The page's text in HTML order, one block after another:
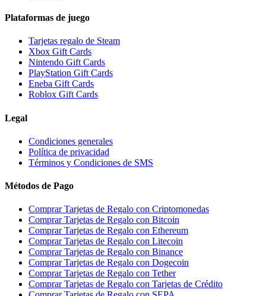
Plataformas de juego
Tarjetas regalo de Steam
Xbox Gift Cards
Nintendo Gift Cards
PlayStation Gift Cards
Eneba Gift Cards
Roblox Gift Cards
Legal
Condiciones generales
Política de privacidad
Términos y Condiciones de SMS
Métodos de Pago
Comprar Tarjetas de Regalo con Criptomonedas
Comprar Tarjetas de Regalo con Bitcoin
Comprar Tarjetas de Regalo con Ethereum
Comprar Tarjetas de Regalo con Litecoin
Comprar Tarjetas de Regalo con Binance
Comprar Tarjetas de Regalo con Dogecoin
Comprar Tarjetas de Regalo con Tether
Comprar Tarjetas de Regalo con Tarjetas de Crédito